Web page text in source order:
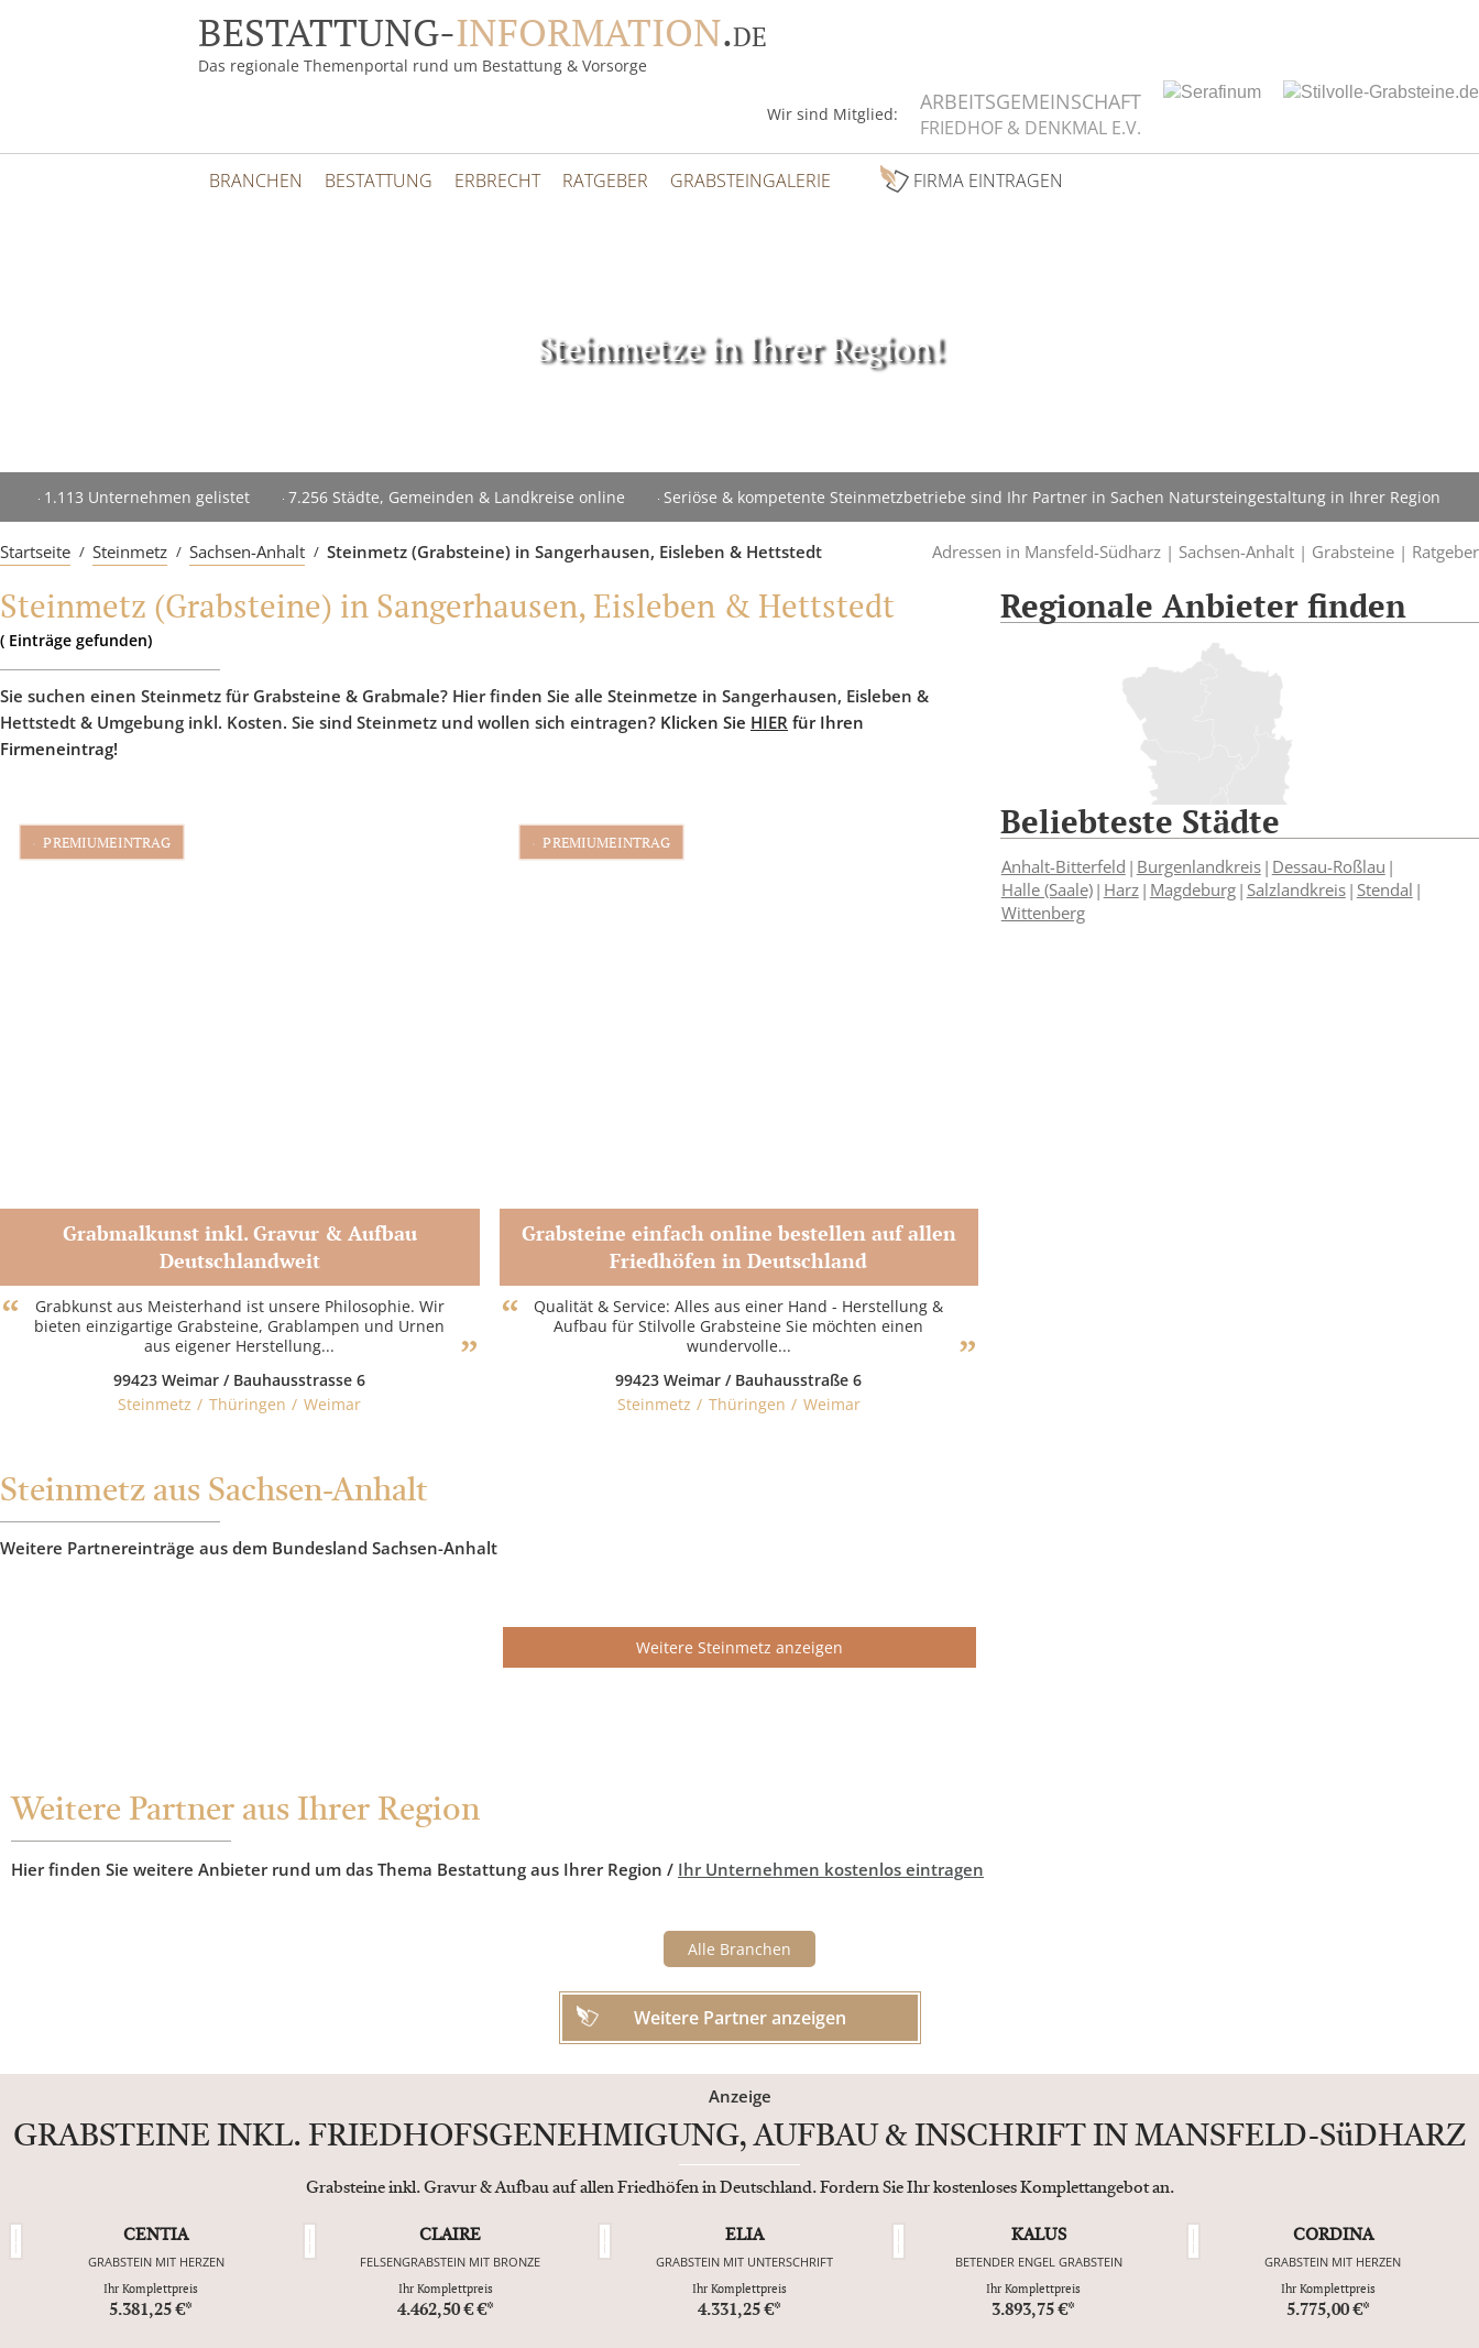
BESTATTUNG-INFORMATION.DE
Das regionale Themenportal rund um Bestattung & Vorsorge
Wir sind Mitglied: ARBEITSGEMEINSCHAFT
FRIEDHOF & DENKMAL E.V.
BRANCHEN BESTATTUNG ERBRECHT RATGEBER GRABSTEINGALERIE FIRMA EINTRAGEN
Steinmetze in Ihrer Region!
1.113 Unternehmen gelistet 7.256 Städte, Gemeinden & Landkreise online Seriöse & kompetente Steinmetzbetriebe sind Ihr Partner in Sachen Natursteingestaltung in Ihrer Region
Startseite Steinmetz Sachsen-Anhalt Steinmetz (Grabsteine) in Sangerhausen, Eisleben & Hettstedt Adressen in Mansfeld-Südharz | Sachsen-Anhalt | Grabsteine | Ratgeber
Steinmetz (Grabsteine) in Sangerhausen, Eisleben & Hettstedt
( Einträge gefunden)
Sie suchen einen Steinmetz für Grabsteine & Grabmale? Hier finden Sie alle Steinmetze in Sangerhausen, Eisleben &
Hettstedt & Umgebung inkl. Kosten. Sie sind Steinmetz und wollen sich eintragen? Klicken Sie HIER für Ihren
Firmeneintrag!
PREMIUMEINTRAG
Grabmalkunst inkl. Gravur & Aufbau
Deutschlandweit
Grabkunst aus Meisterhand ist unsere Philosophie. Wir
bieten einzigartige Grabsteine, Grablampen und Urnen
aus eigener Herstellung...
99423 Weimar / Bauhausstrasse 6
Steinmetz
Thüringen Weimar
PREMIUMEINTRAG
Grabsteine einfach online bestellen auf allen
Friedhöfen in Deutschland
Qualität & Service: Alles aus einer Hand - Herstellung &
Aufbau für Stilvolle Grabsteine Sie möchten einen
wundervolle...
99423 Weimar / Bauhausstraße 6
Steinmetz
Thüringen Weimar
Regionale Anbieter finden
Beliebteste Städte
Anhalt-Bitterfeld Burgenlandkreis Dessau-Roßlau
Halle (Saale) Harz Magdeburg Salzlandkreis Stendal
Wittenberg
Steinmetz aus Sachsen-Anhalt
Weitere Partnereinträge aus dem Bundesland Sachsen-Anhalt
Weitere Steinmetz anzeigen
Weitere Partner aus Ihrer Region
Hier finden Sie weitere Anbieter rund um das Thema Bestattung aus Ihrer Region / Ihr Unternehmen kostenlos eintragen
Alle Branchen
Weitere Partner anzeigen
Anzeige
GRABSTEINE INKL. FRIEDHOFSGENEHMIGUNG, AUFBAU & INSCHRIFT IN MANSFELD-SüDHARZ
Grabsteine inkl. Gravur & Aufbau auf allen Friedhöfen in Deutschland. Fordern Sie Ihr kostenloses Komplettangebot an.
CENTIA
GRABSTEIN MIT HERZEN
Ihr Komplettpreis
5.381,25 €*
CLAIRE
FELSENGRABSTEIN MIT BRONZE
Ihr Komplettpreis
4.462,50 € €*
ELIA
GRABSTEIN MIT UNTERSCHRIFT
Ihr Komplettpreis
4.331,25 €*
KALUS
BETENDER ENGEL GRABSTEIN
Ihr Komplettpreis
3.893,75 €*
CORDINA
GRABSTEIN MIT HERZEN
Ihr Komplettpreis
5.775,00 €*